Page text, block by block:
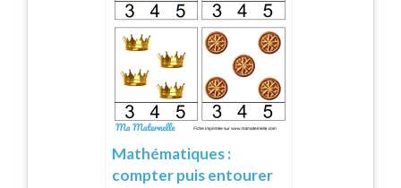
Mathématiques :
compter puis entourer